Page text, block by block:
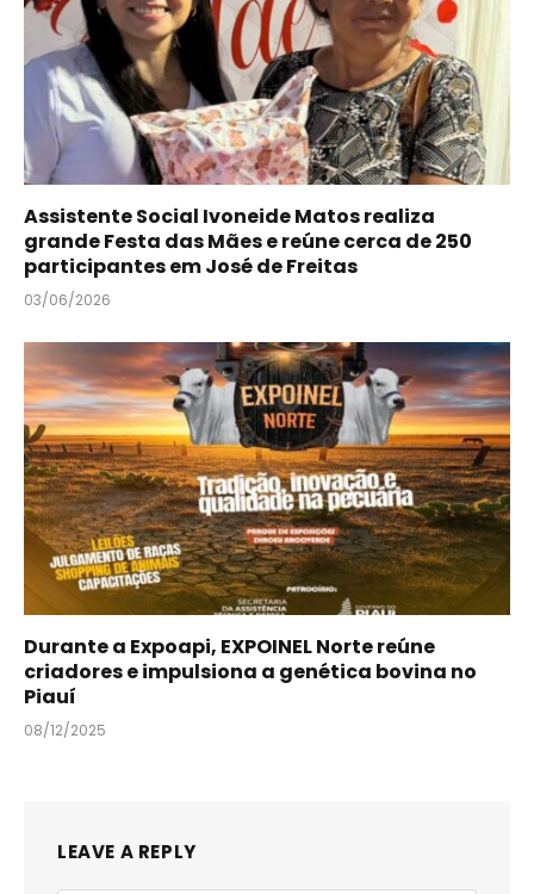
Assistente Social Ivoneide Matos realiza
grande Festa das Mães e reúne cerca de 250
participantes em José de Freitas
03/06/2026
Durante a Expoapi, EXPOINEL Norte reúne
criadores e impulsiona a genética bovina no
Piauí
08/12/2025
LEAVE A REPLY